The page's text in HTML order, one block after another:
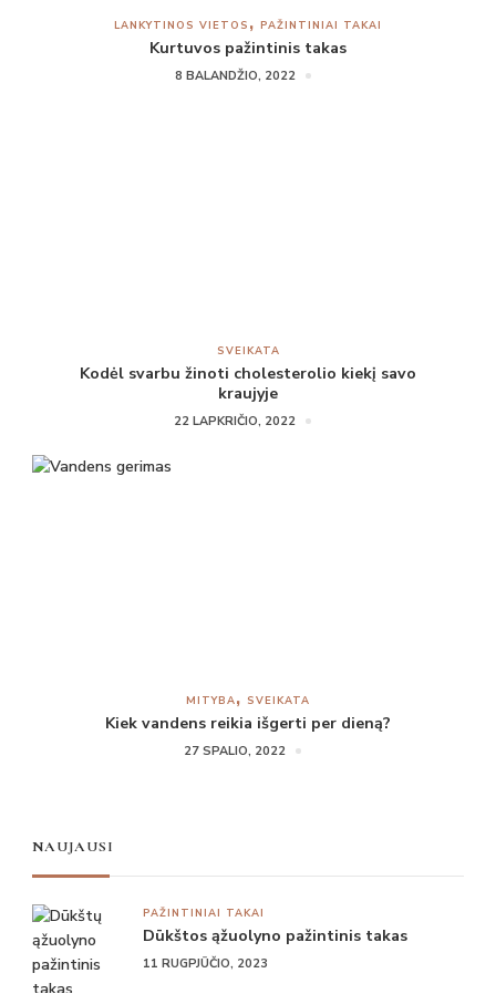
LANKYTINOS VIETOS PAŽINTINIAI TAKAI
Kurtuvos pažintinis takas
8 BALANDŽIO, 2022
SVEIKATA
Kodėl svarbu žinoti cholesterolio kiekį savo
kraujyje
22 LAPKRIČIO, 2022
MITYBA SVEIKATA
Kiek vandens reikia išgerti per dieną?
27 SPALIO, 2022
NAUJAUSI
PAŽINTINIAI TAKAI
Dūkštos ąžuolyno pažintinis takas
11 RUGPJŪČIO, 2023